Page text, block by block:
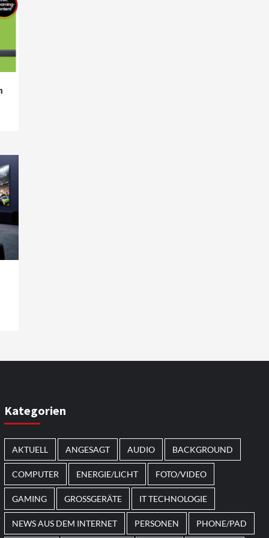
Kategorien
AKTUELL ANGESAGT AUDIO BACKGROUND
COMPUTER ENERGIE/LICHT FOTO/VIDEO
GAMING GROSSGERÄTE IT TECHNOLOGIE
NEWS AUS DEM INTERNET PERSONEN PHONE/PAD